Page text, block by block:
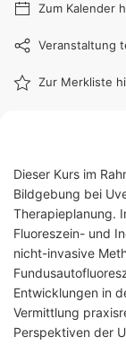
Zum Kalender
Veranstaltung
Zur Merkliste
Dieser Kurs im
Bildgebung bei
Therapieplanung.
Fluoreszein- und
nicht-invasive
Entwicklungen in
Vermittlung
Perspektiven der